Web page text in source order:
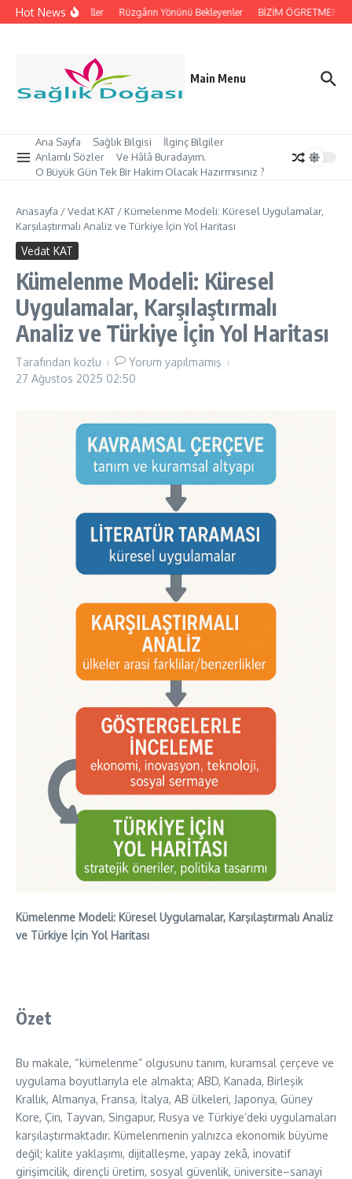
İçeriğe atla
Hot News
İpleri Tutan Eller Rüzgârın Yönünü Bekleyenler BİZİM
Main Menu
Ana Sayfa Sağlık Bilgisi
İlginç Bilgiler
Anlamlı Sözler
Ve Hâlâ Buradayım.
O Büyük Gün Tek Bir Hakim Olacak Hazırmısınız ?
Anasayfa /Vedat KAT / Kümelenme Modeli: Küresel Uygulamalar,
Karşılaştırmalı Analiz ve Türkiye İçin Yol Haritası
Vedat KAT
Kümelenme Modeli: Küresel
Uygulamalar, Karşılaştırmalı
Analiz ve Türkiye İçin Yol Haritası
Tarafından kozlu
Yorum yapılmamış
27 Ağustos 2025 02:50
Kümelenme Modeli: Küresel Uygulamalar, Karşılaştırmalı Analiz
ve Türkiye İçin Yol Haritası
Özet
Bu makale, “kümelenme” olgusunu tanım, kuramsal çerçeve ve
uygulama boyutlarıyla ele almakta; ABD, Kanada, Birleşik
Krallık, Almanya, Fransa, İtalya, AB ülkeleri, Japonya, Güney
Kore, Çin, Tayvan, Singapur, Rusya ve Türkiye’deki uygulamaları
karşılaştırmaktadır. Kümelenmenin yalnızca ekonomik büyüme
değil; kalite yaklaşımı, dijitalleşme, yapay zekâ, inovatif
girişimcilik, dirençli üretim, sosyal güvenlik, üniversite–sanayi